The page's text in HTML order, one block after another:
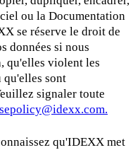
ou la Documentation
se réserve le droit de
données si nous
qu'elles violent les
qu'elles sont
signaler toute
qu'IDEXX met